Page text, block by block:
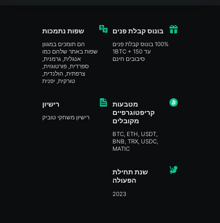
בונוס קבלת פנים
100% בונוס קבלת פנים
עד 1BTC + 150
סיבובים חינם
שפות נתמכות
הם תומכים במגוון
שפות באתר שלהם כמו
אנגלית, גרמנית,
ספרדית, פורטוגזית,
צרפתית, הולנדית,
טורקית, יפנית
מטבעות
קריפטוגרפיים
מקובלים
BTC, ETH, USDT,
BNB, TRX, USDC,
MATIC
רישיון
רישיון משחקי טוביק
שנת תחילת
הפעולה
2023